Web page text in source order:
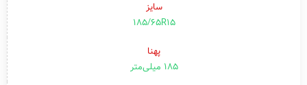
سایز
185/65R15
پهنا
۱۸۵ میلی‌متر